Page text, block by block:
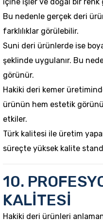
Bu nedenle gerçek deri
farklılıklar görülebilir.
Suni deri ürünlerde ise
şeklinde uygulanır. Bu
görünür.
Hakiki deri kemer
ürünün hem estetik
etkiler.
Türk kalitesi ile üretim
süreçte yüksek kalite
10.
KALİTESİ
Hakiki deri ürünleri